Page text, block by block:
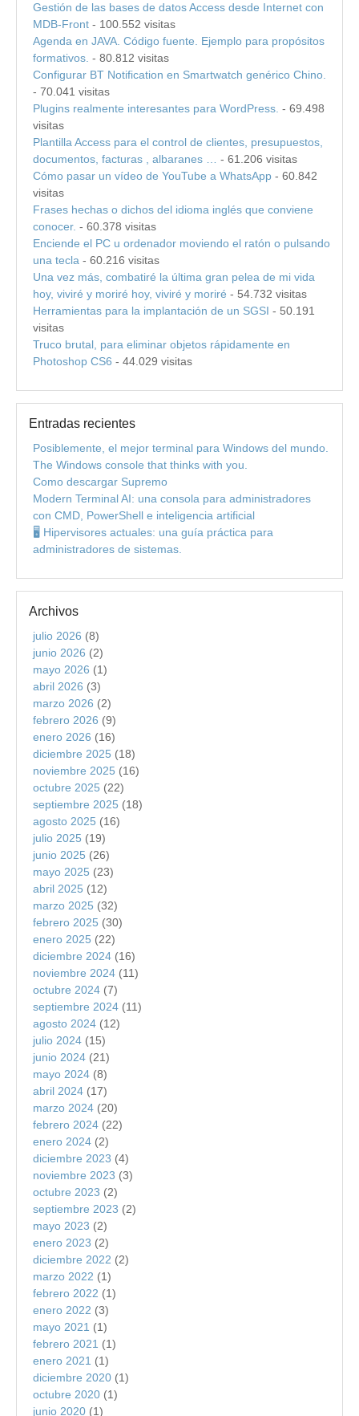
Gestión de las bases de datos Access desde Internet con
MDB-Front - 100.552 visitas
Agenda en JAVA. Código fuente. Ejemplo para propósitos
formativos. - 80.812 visitas
Configurar BT Notification en Smartwatch genérico Chino.
- 70.041 visitas
Plugins realmente interesantes para WordPress. - 69.498
visitas
Plantilla Access para el control de clientes, presupuestos,
documentos, facturas , albaranes …
- 61.206 visitas
Cómo pasar un vídeo de YouTube a WhatsApp - 60.842
visitas
Frases hechas o dichos del idioma inglés que conviene
conocer. - 60.378 visitas
Enciende el PC u ordenador moviendo el ratón o pulsando
una tecla - 60.216 visitas
Una vez más, combatiré la última gran pelea de mi vida
hoy, viviré y moriré hoy, viviré y moriré - 54.732 visitas
Herramientas para la implantación de un SGSI - 50.191
visitas
Truco brutal, para eliminar objetos rápidamente en
Photoshop CS6 - 44.029 visitas
Entradas recientes
Posiblemente, el mejor terminal para Windows del mundo.
The Windows console that thinks with you.
Como descargar Supremo
Modern Terminal AI: una consola para administradores
con CMD, PowerShell e inteligencia artificial
🖥️ Hipervisores actuales: una guía práctica para
administradores de sistemas.
Archivos
julio 2026 (8)
junio 2026 (2)
mayo 2026 (1)
abril 2026 (3)
marzo 2026 (2)
febrero 2026 (9)
enero 2026 (16)
diciembre 2025 (18)
noviembre 2025 (16)
octubre 2025 (22)
septiembre 2025 (18)
agosto 2025 (16)
julio 2025 (19)
junio 2025 (26)
mayo 2025 (23)
abril 2025 (12)
marzo 2025 (32)
febrero 2025 (30)
enero 2025 (22)
diciembre 2024 (16)
noviembre 2024 (11)
octubre 2024 (7)
septiembre 2024 (11)
agosto 2024 (12)
julio 2024 (15)
junio 2024 (21)
mayo 2024 (8)
abril 2024 (17)
marzo 2024 (20)
febrero 2024 (22)
enero 2024 (2)
diciembre 2023 (4)
noviembre 2023 (3)
octubre 2023 (2)
septiembre 2023 (2)
mayo 2023 (2)
enero 2023 (2)
diciembre 2022 (2)
marzo 2022 (1)
febrero 2022 (1)
enero 2022 (3)
mayo 2021 (1)
febrero 2021 (1)
enero 2021 (1)
diciembre 2020 (1)
octubre 2020 (1)
junio 2020 (1)